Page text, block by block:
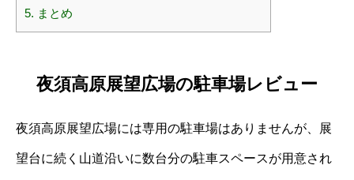
5. まとめ
夜須高原展望広場の駐車場レビュー
夜須高原展望広場には専用の駐車場はありませんが、展
望台に続く山道沿いに数台分の駐車スペースが用意され